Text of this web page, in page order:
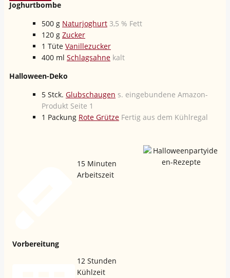
Joghurtbombe
500 g Naturjoghurt 3,5 % Fett
120 g Zucker
1 Tüte Vanillezucker
400 ml Schlagsahne kalt
Halloween-Deko
5 Stck. Glubschaugen s. eingebundene Amazon-
Produkt Seite 1
1 Packung Rote Grütze Fertig aus dem Kühlregal
Vorbereitung
15 Minuten
Arbeitszeit
12 Stunden
Kühlzeit